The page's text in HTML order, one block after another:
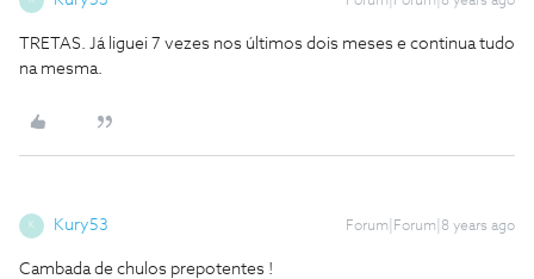
TRETAS. Já liguei 7 vezes nos últimos dois meses e continua tudo
na mesma.
K Kury53 Forum|Forum|8 years ago
Cambada de chulos prepotentes !